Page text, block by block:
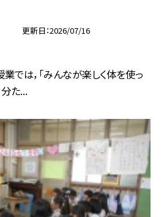
更新日 2026/07/16
では，「みんなが楽しく体を使っ
た...